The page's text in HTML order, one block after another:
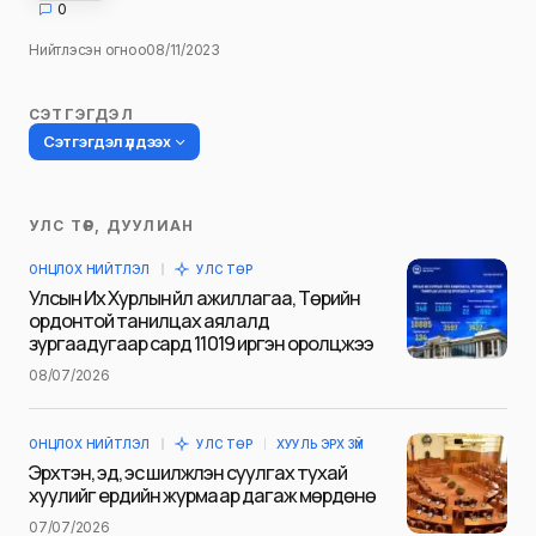
0
Нийтлэсэн огноо08/11/2023
СЭТГЭГДЭЛ
Сэтгэгдэл үлдээх
Таны имэйл хаягийг нийтлэхгүй.
тэмдэглэсэн
Name
УЛС ТӨР, ДУУЛИАН
ОНЦЛОХ НИЙТЛЭЛ УЛС ТӨР
Улсын Их Хурлын үйл ажиллагаа, Төрийн
ордонтой танилцах аялалд
зургаадугаар сард 11019 иргэн оролцжээ
08/07/2026
ОНЦЛОХ НИЙТЛЭЛ УЛС ТӨР ХУУЛЬ ЭРХ ЗҮЙ
Эрхтэн, эд, эс шилжүүлэн суулгах тухай
хуулийг ердийн журмаар дагаж мөрдөнө
07/07/2026